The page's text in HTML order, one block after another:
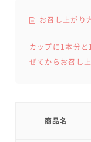
お召し上がり
カップに1本分
ぜてからお召し
商品名